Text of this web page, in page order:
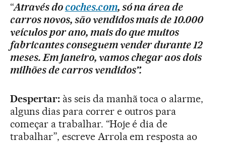
“Através docoches.com, só na área de
carros novos, são vendidos mais de 10.000
veículos por ano, mais do que muitos
fabricantes conseguem vender durante 12
meses. Em janeiro, vamos chegar aos dois
milhões de carros vendidos”.
Despertar:às seis da manhã toca o alarme,
alguns dias para correr e outros para
começar a trabalhar. “Hoje é dia de
trabalhar”, escreve Arrola em resposta ao